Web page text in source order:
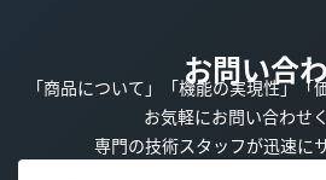
お問い合
「商品について」「機能の実現性」「
お気軽にお問い合わせ
専門の技術スタッフが迅速に